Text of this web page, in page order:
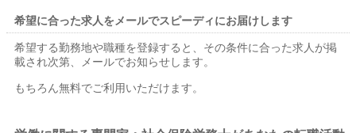
希望に合った求人をメールでスピーディにお届けします
希望する勤務地や職種を登録すると、その条件に合った求人が掲
載され次第、メールでお知らせします。
もちろん無料でご利用いただけます。